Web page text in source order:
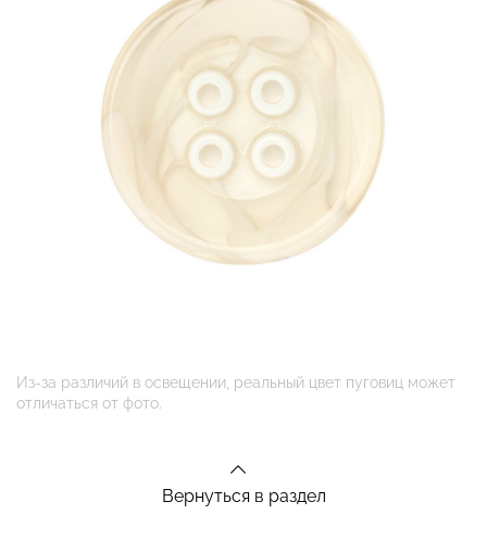
Из-за различий в освещении, реальный цвет пуговиц может
отличаться от фото.
Вернуться в раздел